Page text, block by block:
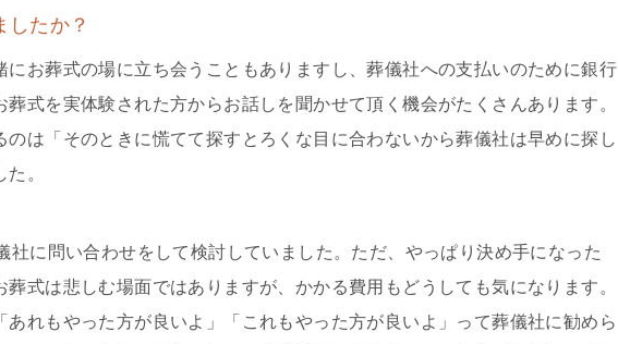
たか？
お葬式の場に立ち会うこともありますし、葬儀社への支払いのために銀行
式を実体験された方からお話しを聞かせて頂く機会がたくさんあります。
は「そのときに慌てて探すとろくな目に合わないから葬儀社は早めに探し
。
社に問い合わせをして検討していました。ただ、やっぱり決め手になった
式は悲しむ場面ではありますが、かかる費用もどうしても気になります。
れもやった方が良いよ」「これもやった方が良いよ」って葬儀社に勧めら